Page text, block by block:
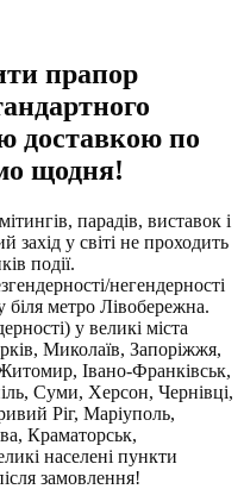
прапор
доставкою по
щодня!
парадів, виставок і
захід у світі не проходить
події.
негендерності
метро Лівобережна.
у великі міста
Миколаїв, Запоріжжя,
Івано-Франківськ,
Суми, Херсон, Чернівці,
Ріг, Маріуполь,
Краматорськ,
населені пункти
замовлення!